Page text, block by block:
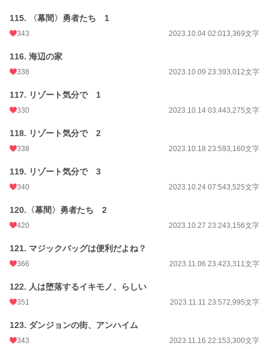
115. 〈幕間〉勇者たち 1
343 2023.10.04 02:013,369文字
116. 海辺の家
338 2023.10.09 23:393,012文字
117. リゾート気分で 1
330 2023.10.14 03:443,275文字
118. リゾート気分で 2
338 2023.10.18 23:593,160文字
119. リゾート気分で 3
340 2023.10.24 07:543,525文字
120.〈幕間〉勇者たち 2
420 2023.10.27 23:243,156文字
121. マジックバッグは便利だよね？
366 2023.11.06 23:423,311文字
122. 人は堕落するイキモノ、らしい
351 2023.11.11 23:572,995文字
123. ダンジョンの街、アンハイム
343 2023.11.16 22:153,300文字